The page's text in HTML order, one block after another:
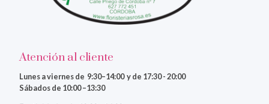
Atención al cliente
Lunes a viernesde 9:30–14:00 y de 17:30 - 20:00
Sábados de 10:00 –13:30